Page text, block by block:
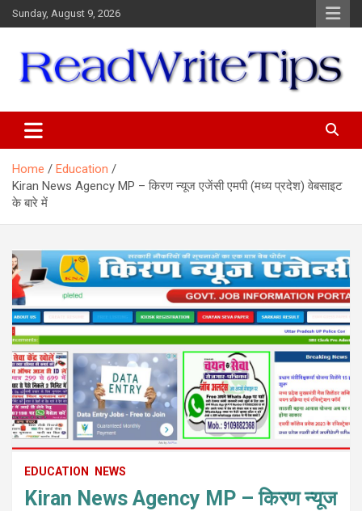
Skip
to
Sunday, August 9, 2026
Home
Education
Kiran News Agency MP – किरण न्यूज एजेंसी एमपी (मध्य प्रदेश) वेबसाइट
के बारे में
EDUCATION NEWS
Kiran News Agency MP – किरण न्यूज